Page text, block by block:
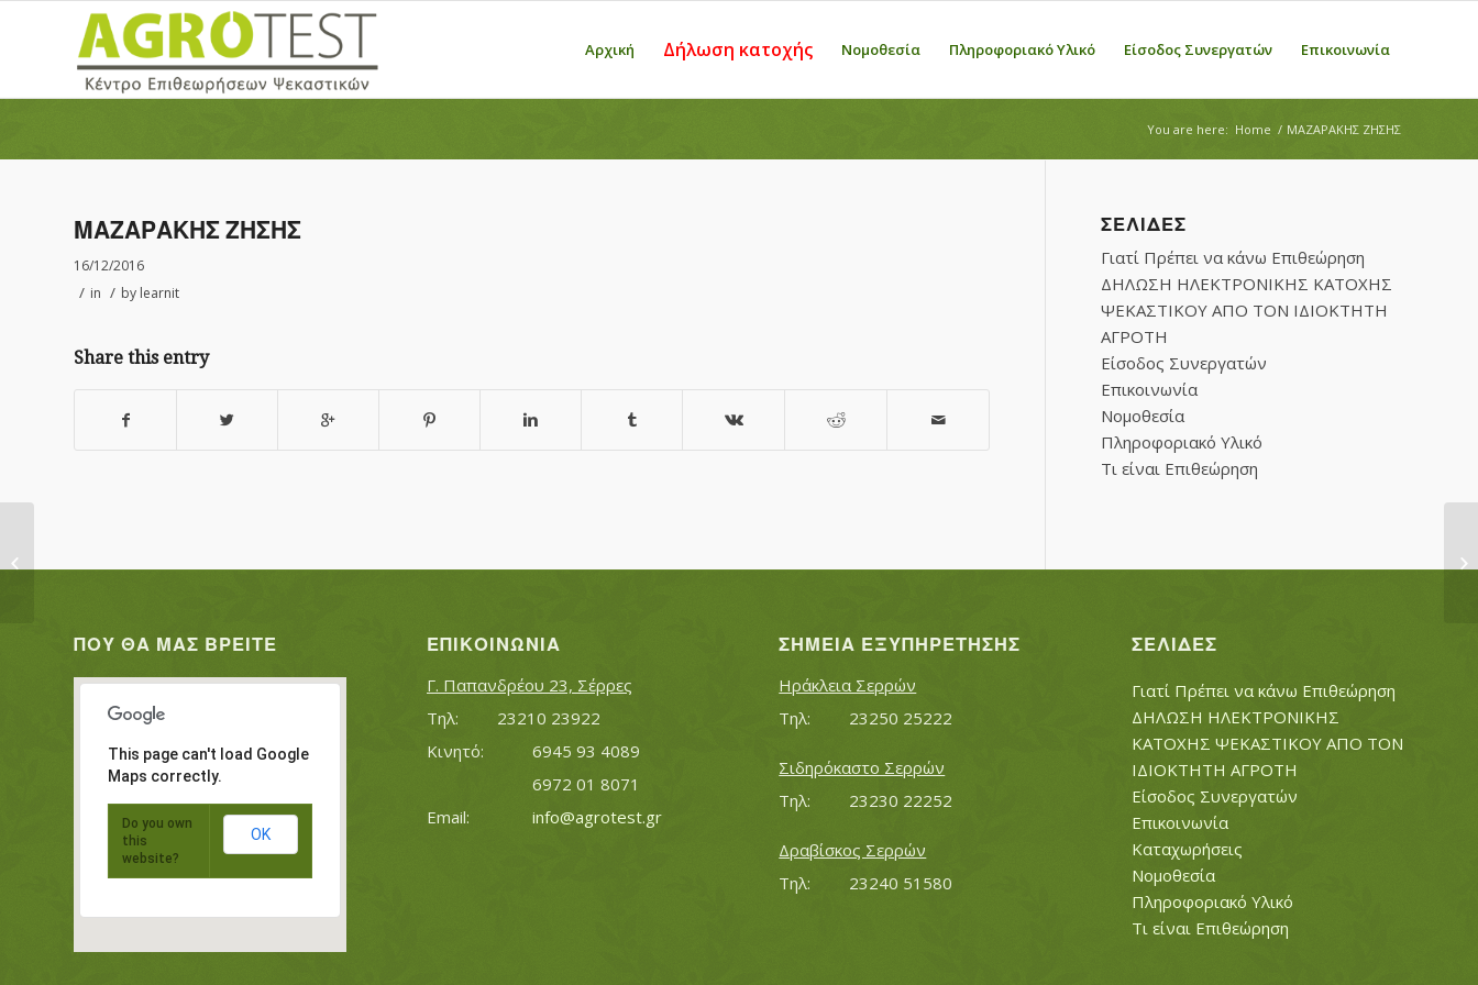
Αρχική Δήλωση κατοχής Νομοθεσία Πληροφοριακό Υλικό Είσοδος Συνεργατών Επικοινωνία
You are here: Home / ΜΑΖΑΡΑΚΗΣ ΖΗΣΗΣ
ΜΑΖΑΡΑΚΗΣ ΖΗΣΗΣ
16/12/2016
/ in / by learnit
Share this entry
ΣΕΛΊΔΕΣ
Γιατί Πρέπει να κάνω Επιθεώρηση
ΔΗΛΩΣΗ ΗΛΕΚΤΡΟΝΙΚΗΣ ΚΑΤΟΧΗΣ
ΨΕΚΑΣΤΙΚΟΥ ΑΠΟ ΤΟΝ ΙΔΙΟΚΤΗΤΗ
ΑΓΡΟΤΗ
Είσοδος Συνεργατών
Επικοινωνία
Νομοθεσία
Πληροφοριακό Υλικό
Τι είναι Επιθεώρηση
ΠΟΥ ΘΑ ΜΑΣ ΒΡΕΊΤΕ
This page can't load Google
Maps correctly.
Do you own
this
website?
OK
ΕΠΙΚΟΙΝΩΝΊΑ
Γ. Παπανδρέου 23, Σέρρες
Τηλ:		23210 23922
Κινητό:		6945 93 4089
			6972 01 8071
info@agrotest.gr
ΣΗΜΕΊΑ ΕΞΥΠΗΡΈΤΗΣΗΣ
Ηράκλεια Σερρών
Τηλ:		23250 25222
Σιδηρόκαστο Σερρών
Τηλ:		23230 22252
Δραβίσκος Σερρών
Τηλ:		23240 51580
ΣΕΛΊΔΕΣ
Γιατί Πρέπει να κάνω Επιθεώρηση
ΔΗΛΩΣΗ ΗΛΕΚΤΡΟΝΙΚΗΣ
ΚΑΤΟΧΗΣ ΨΕΚΑΣΤΙΚΟΥ ΑΠΟ ΤΟΝ
ΙΔΙΟΚΤΗΤΗ ΑΓΡΟΤΗ
Είσοδος Συνεργατών
Επικοινωνία
Καταχωρήσεις
Νομοθεσία
Πληροφοριακό Υλικό
Τι είναι Επιθεώρηση